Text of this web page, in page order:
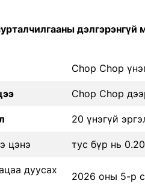
дэлгэрэнгүй
Chop Chop
Chop Chop
20 үнэгүй
цэнэ тус бүр нь
дуусах
2026 оны 5-р